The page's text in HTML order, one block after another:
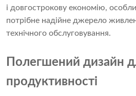
і довгострокову економію,
потрібне надійне джерело
технічного обслуговування.
Полегшений дизайн
продуктивності